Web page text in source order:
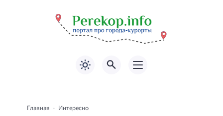
Главная Интересно